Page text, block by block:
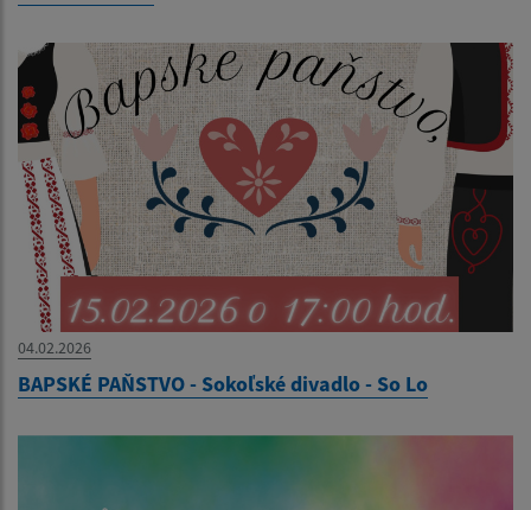
04.02.2026
BAPSKÉ PAŇSTVO - Sokoľské divadlo - So Lo